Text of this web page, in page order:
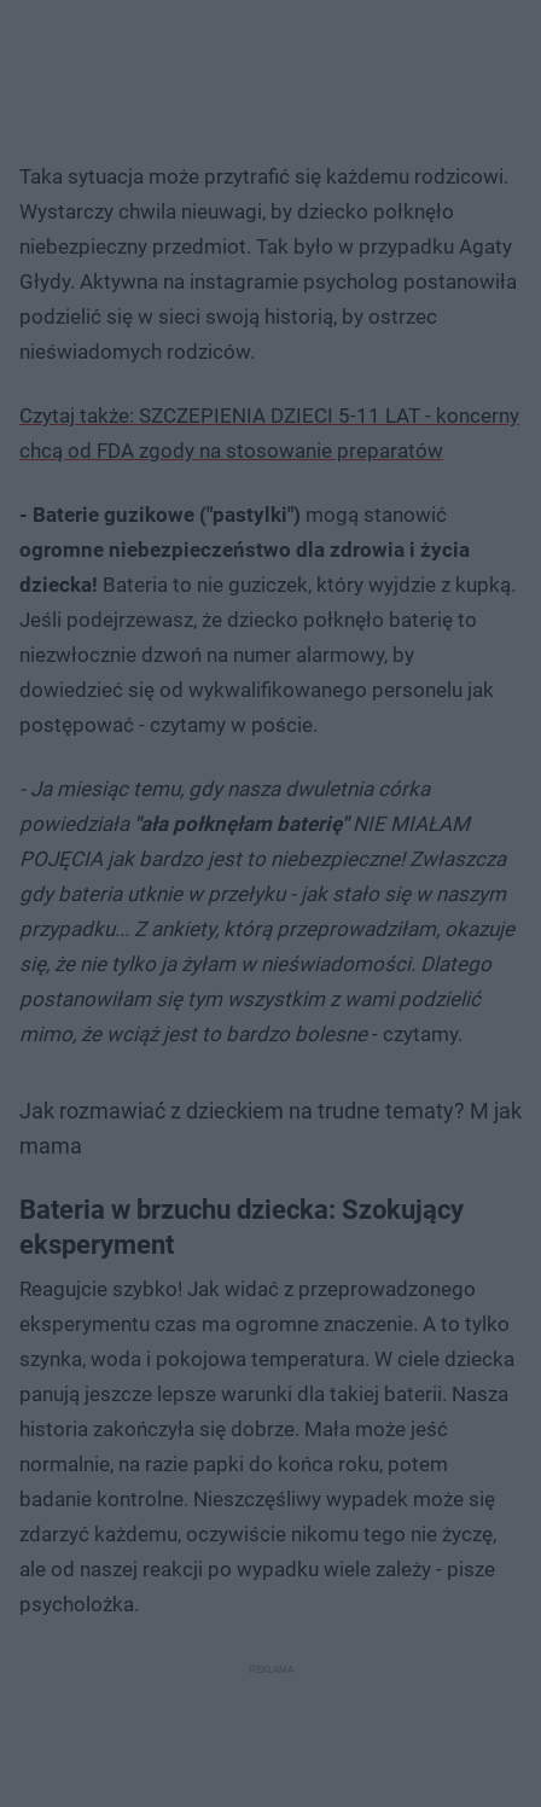
Taka sytuacja może przytrafić się każdemu rodzicowi.
Wystarczy chwila nieuwagi, by dziecko połknęło
niebezpieczny przedmiot. Tak było w przypadku Agaty
Głydy. Aktywna na instagramie psycholog postanowiła
podzielić się w sieci swoją historią, by ostrzec
nieświadomych rodziców.
Czytaj także: SZCZEPIENIA DZIECI 5-11 LAT - koncerny
chcą od FDA zgody na stosowanie preparatów
- Baterie guzikowe ("pastylki") mogą stanowić
ogromne niebezpieczeństwo dla zdrowia i życia
dziecka! Bateria to nie guziczek, który wyjdzie z kupką.
Jeśli podejrzewasz, że dziecko połknęło baterię to
niezwłocznie dzwoń na numer alarmowy, by
dowiedzieć się od wykwalifikowanego personelu jak
postępować - czytamy w poście.
- Ja miesiąc temu, gdy nasza dwuletnia córka
powiedziała "ała połknęłam baterię"NIE MIAŁAM
POJĘCIA jak bardzo jest to niebezpieczne! Zwłaszcza
gdy bateria utknie w przełyku - jak stało się w naszym
przypadku... Z ankiety, którą przeprowadziłam, okazuje
się, że nie tylko ja żyłam w nieświadomości. Dlatego
postanowiłam się tym wszystkim z wami podzielić
mimo, że wciąż jest to bardzo bolesne- czytamy.
Jak rozmawiać z dzieckiem na trudne tematy? M jak
mama
Bateria w brzuchu dziecka: Szokujący
eksperyment
Reagujcie szybko! Jak widać z przeprowadzonego
eksperymentu czas ma ogromne znaczenie. A to tylko
szynka, woda i pokojowa temperatura. W ciele dziecka
panują jeszcze lepsze warunki dla takiej baterii. Nasza
historia zakończyła się dobrze. Mała może jeść
normalnie, na razie papki do końca roku, potem
badanie kontrolne. Nieszczęśliwy wypadek może się
zdarzyć każdemu, oczywiście nikomu tego nie życzę,
ale od naszej reakcji po wypadku wiele zależy - pisze
psycholożka.